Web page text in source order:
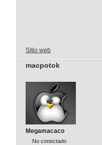
Sitio web
macpotok
Megamacaco
No conectado